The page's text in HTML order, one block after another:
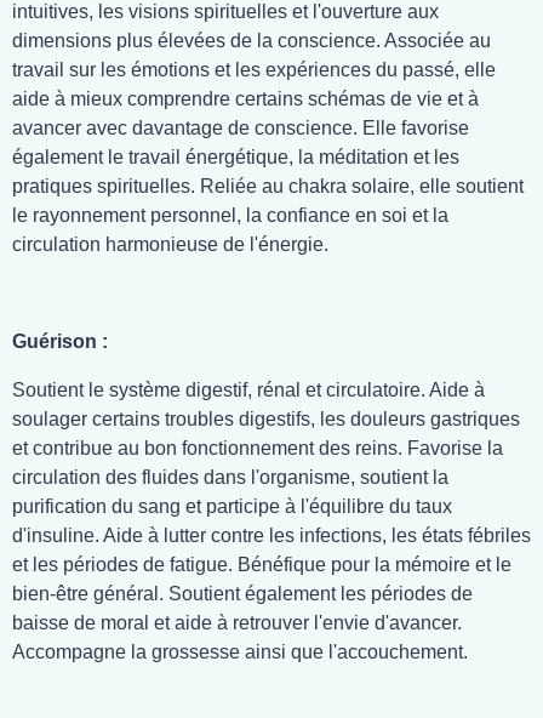
intuitives, les visions spirituelles et l'ouverture aux
dimensions plus élevées de la conscience. Associée au
travail sur les émotions et les expériences du passé, elle
aide à mieux comprendre certains schémas de vie et à
avancer avec davantage de conscience. Elle favorise
également le travail énergétique, la méditation et les
pratiques spirituelles. Reliée au chakra solaire, elle soutient
le rayonnement personnel, la confiance en soi et la
circulation harmonieuse de l'énergie.
Guérison :
Soutient le système digestif, rénal et circulatoire. Aide à
soulager certains troubles digestifs, les douleurs gastriques
et contribue au bon fonctionnement des reins. Favorise la
circulation des fluides dans l'organisme, soutient la
purification du sang et participe à l'équilibre du taux
d'insuline. Aide à lutter contre les infections, les états fébriles
et les périodes de fatigue. Bénéfique pour la mémoire et le
bien-être général. Soutient également les périodes de
baisse de moral et aide à retrouver l'envie d'avancer.
Accompagne la grossesse ainsi que l'accouchement.